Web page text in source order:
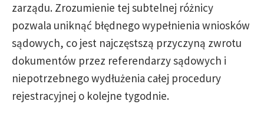
zarządu. Zrozumienie tej subtelnej różnicy
pozwala uniknąć błędnego wypełnienia wniosków
sądowych, co jest najczęstszą przyczyną zwrotu
dokumentów przez referendarzy sądowych i
niepotrzebnego wydłużenia całej procedury
rejestracyjnej o kolejne tygodnie.